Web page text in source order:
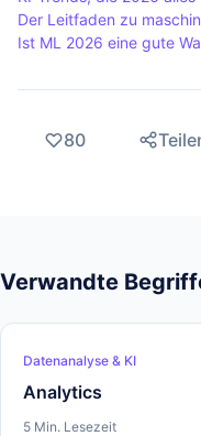
Der Leitfaden zu
Ist ML 2026 eine gute
80
Verwandte
Datenanalyse & KI
Analytics
5 Min. Lesezeit